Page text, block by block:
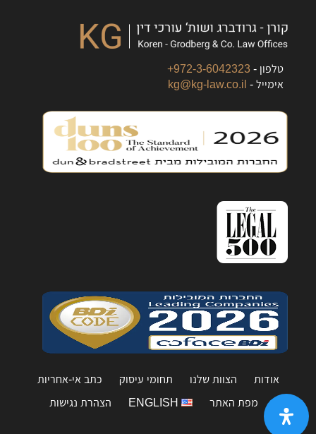
טלפון -972-3-6042323+
אימייל - kg@kg-law.co.il
אודות הצוות שלנו תחומי עיסוק
כתב אי-אחריות
מפת האתר
ENGLISH הצהרת נגישות